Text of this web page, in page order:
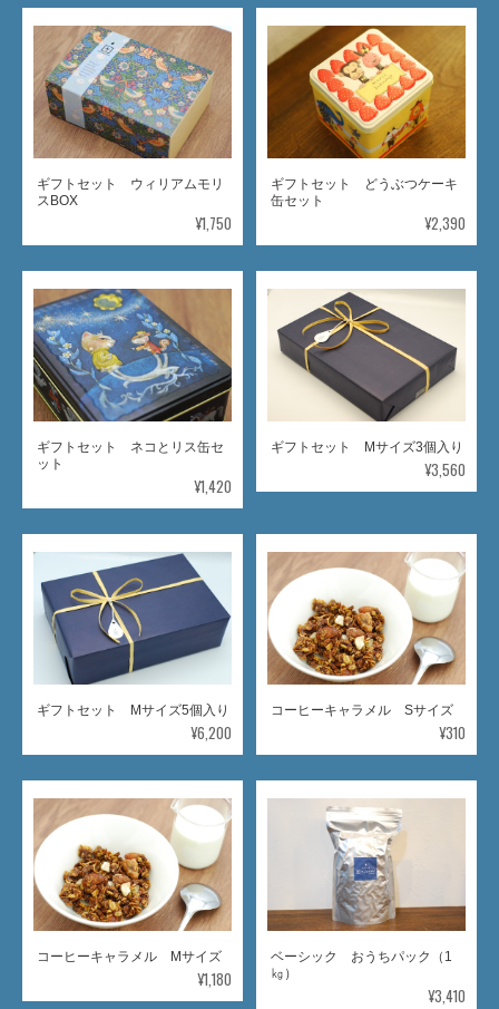
ギフトセット ウィリアムモリ
スBOX
¥1,750
ギフトセット どうぶつケーキ
缶セット
¥2,390
ギフトセット ネコとリス缶セ
ット
¥1,420
ギフトセット Mサイズ3個入り
¥3,560
ギフトセット Mサイズ5個入り
¥6,200
コーヒーキャラメル Sサイズ
¥310
コーヒーキャラメル Mサイズ
¥1,180
ベーシック おうちパック（1
㎏）
¥3,410